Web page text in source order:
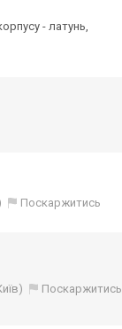
- латунь,
Поскаржитись
Поскаржитись